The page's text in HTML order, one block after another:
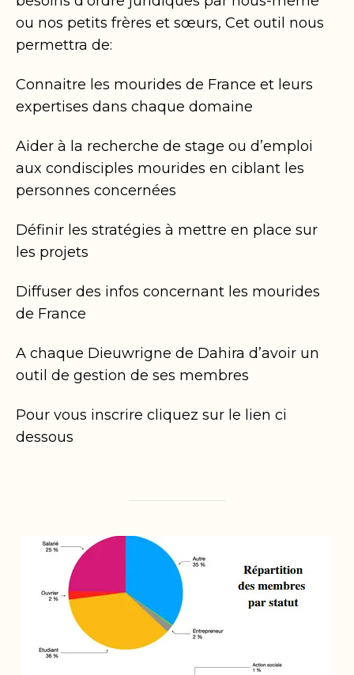
ou nos petits frères et sœurs, Cet outil nous
permettra de:
Connaitre les mourides de France et leurs
expertises dans chaque domaine
Aider à la recherche de stage ou d’emploi
aux condisciples mourides en ciblant les
personnes concernées
Définir les stratégies à mettre en place sur
les projets
Diffuser des infos concernant les mourides
de France
A chaque Dieuwrigne de Dahira d’avoir un
outil de gestion de ses membres
Pour vous inscrire cliquez sur le lien ci
dessous